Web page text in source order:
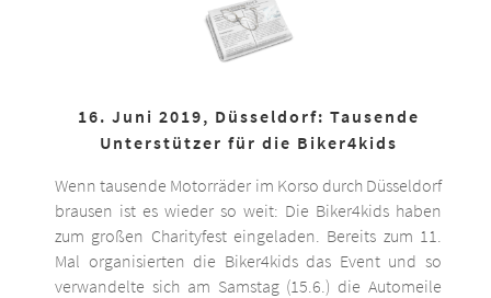
16. Juni 2019, Düsseldorf: Tausende
Unterstützer für die Biker4kids
Wenn tausende Motorräder im Korso durch Düsseldorf
brausen ist es wieder so weit: Die Biker4kids haben
zum großen Charityfest eingeladen. Bereits zum 11.
Mal organisierten die Biker4kids das Event und so
verwandelte sich am Samstag (15.6.) die Automeile